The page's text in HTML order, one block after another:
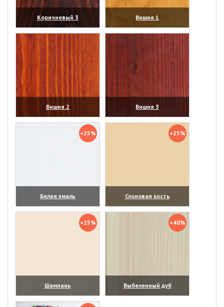
Коричневый 3
(увеличить)
Вишня 1
(увеличить)
Вишня 2
(увеличить)
Вишня 3
(увеличить)
+25%
Белая эмаль
(увеличить)
+25%
Слоновая кость
(увеличить)
+25%
Шампань
(увеличить)
+40%
Выбеленный дуб
(увеличить)